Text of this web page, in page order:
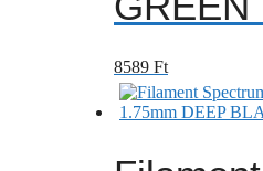
8589 Ft